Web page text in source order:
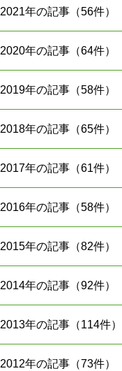
2021年の記事（56件）
2020年の記事（64件）
2019年の記事（58件）
2018年の記事（65件）
2017年の記事（61件）
2016年の記事（58件）
2015年の記事（82件）
2014年の記事（92件）
2013年の記事（114件）
2012年の記事（73件）